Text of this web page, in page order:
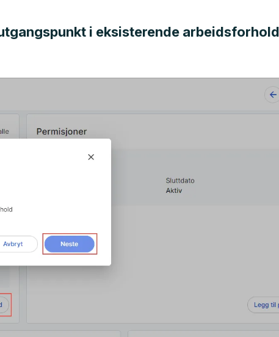
i eksisterende arbeidsforhold